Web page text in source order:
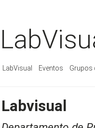
LabVisual Eventos Grupos
Labvisual